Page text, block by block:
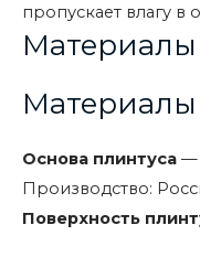
пропускает влагу в
Материалы
Материалы
Основа плинтуса —
Производство:
Поверхность